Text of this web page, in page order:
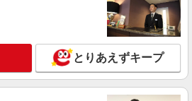
詳細を見る
支店（古河事業所）/FKGA105987
・検査・袋詰め
とりあえずキープ